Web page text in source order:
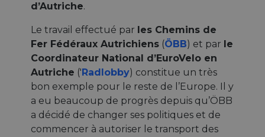
d’Autriche.
Le travail effectué par les Chemins de
Fer Fédéraux Autrichiens (ÖBB) et par le
Coordinateur National d’EuroVelo en
Autriche (' Radlobby) constitue un très
bon exemple pour le reste de l’Europe. Il y
a eu beaucoup de progrès depuis qu’ÖBB
a décidé de changer ses politiques et de
commencer à autoriser le transport des